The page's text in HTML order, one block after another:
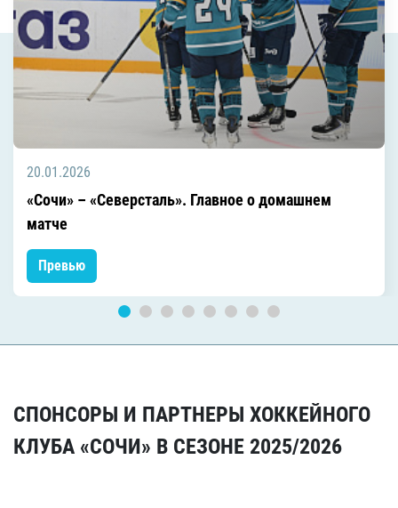
20.01.2026
«Сочи» – «Северсталь». Главное о домашнем
матче
Превью
СПОНСОРЫ И ПАРТНЕРЫ ХОККЕЙНОГО
КЛУБА «СОЧИ» В СЕЗОНЕ 2025/2026